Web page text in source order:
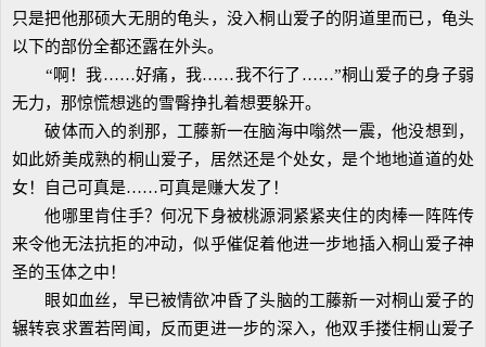
只是把他那硕大无朋的龟头，没入桐山爱子的阴道里而已，龟头
以下的部份全都还露在外头。
“啊！我……好痛，我……我不行了……”桐山爱子的身子弱
无力，那惊慌想逃的雪臀挣扎着想要躲开。
破体而入的刹那，工藤新一在脑海中嗡然一震，他没想到，
如此娇美成熟的桐山爱子，居然还是个处女，是个地地道道的处
女！自己可真是……可真是赚大发了！
他哪里肯住手？何况下身被桃源洞紧紧夹住的肉棒一阵阵传
来令他无法抗拒的冲动，似乎催促着他进一步地插入桐山爱子神
圣的玉体之中！
眼如血丝，早已被情欲冲昏了头脑的工藤新一对桐山爱子的
辗转哀求置若罔闻，反而更进一步的深入，他双手搂住桐山爱子